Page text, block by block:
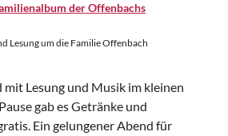
der Offenbachs
Lesung um die Familie Offenbach
Lesung und Musik im kleinen
gab es Getränke und
Ein gelungener Abend für